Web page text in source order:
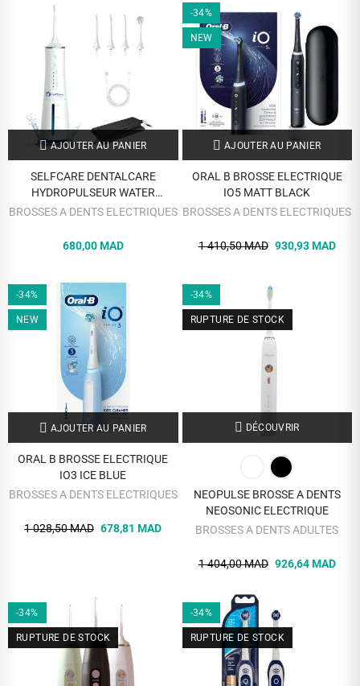
AJOUTER AU PANIER
SELFCARE DENTALCARE
HYDROPULSEUR WATER
FLOSSER 300ML
BROSSES A DENTS ELECTRIQUES
680,00 MAD
-34%
NEW
AJOUTER AU PANIER
ORAL B BROSSE ELECTRIQUE
IO5 MATT BLACK
BROSSES A DENTS ELECTRIQUES
1 410,50 MAD 930,93 MAD
-34%
NEW
AJOUTER AU PANIER
ORAL B BROSSE ELECTRIQUE
IO3 ICE BLUE
BROSSES A DENTS ELECTRIQUES
1 028,50 MAD 678,81 MAD
-34%
RUPTURE DE STOCK
DÉCOUVRIR
NEOPULSE BROSSE A DENTS
NEOSONIC ELECTRIQUE
BROSSES A DENTS ADULTES
1 404,00 MAD 926,64 MAD
-34%
RUPTURE DE STOCK
-34%
RUPTURE DE STOCK